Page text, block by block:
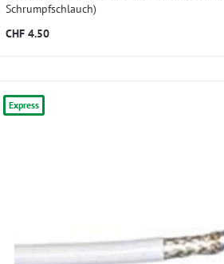
Schrumpfschlauch)
CHF 4.50
Express